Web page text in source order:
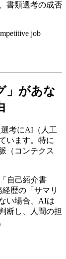
書類選考の成否
」があな
考にAI（人工
います。特に
（コンテクス
自己紹介書
歴の「サマリ
い場合、AIは
断し、人間の担